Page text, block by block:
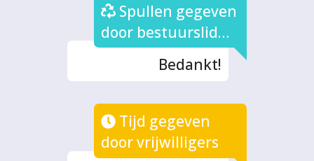
Spullen gegeven
door bestuurslid
(2x)
Bedankt!
Tijd gegeven
door vrijwilligers